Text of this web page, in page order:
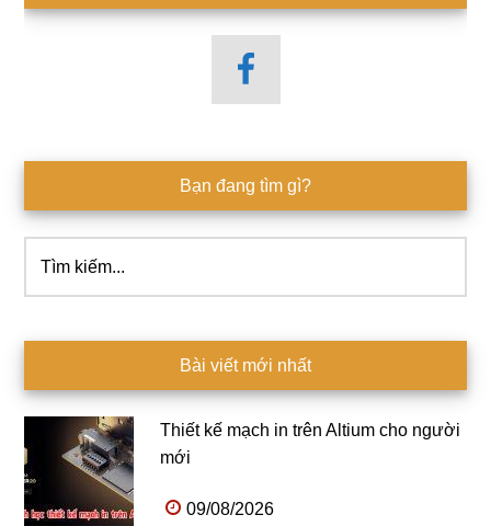
Bạn đang tìm gì?
kiếm...
Bài viết mới nhất
Thiết kế mạch in trên Altium cho người
mới
09/08/2026